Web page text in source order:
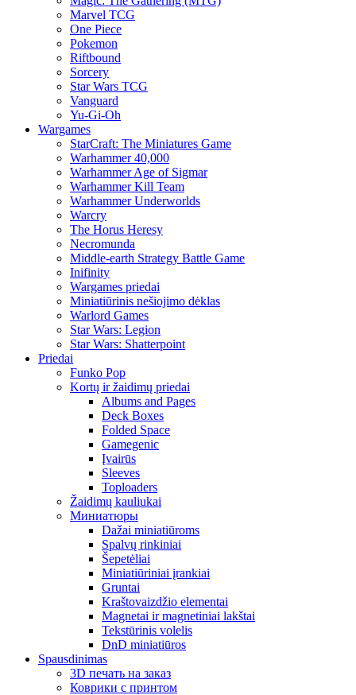
Marvel TCG
One Piece
Pokemon
Riftbound
Sorcery
Star Wars TCG
Vanguard
Yu-Gi-Oh
Wargames
StarCraft: The Miniatures Game
Warhammer 40,000
Warhammer Age of Sigmar
Warhammer Kill Team
Warhammer Underworlds
Warcry
The Horus Heresy
Necromunda
Middle-earth Strategy Battle Game
Inifinity
Wargames priedai
Miniatiūrinis nešiojimo dėklas
Warlord Games
Star Wars: Legion
Star Wars: Shatterpoint
Priedai
Funko Pop
Kortų ir žaidimų priedai
Albums and Pages
Deck Boxes
Folded Space
Gamegenic
Įvairūs
Sleeves
Toploaders
Žaidimų kauliukai
Миниатюры
Dažai miniatiūroms
Spalvų rinkiniai
Šepetėliai
Miniatiūriniai įrankiai
Gruntai
Kraštovaizdžio elementai
Magnetai ir magnetiniai lakštai
Tekstūrinis volelis
DnD miniatiūros
Spausdinimas
3D печать на заказ
Коврики с принтом